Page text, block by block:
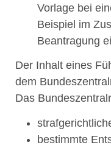
Vorlage bei
Beispiel im
Beantragung
Der Inhalt eines
dem
Das
bestimmte